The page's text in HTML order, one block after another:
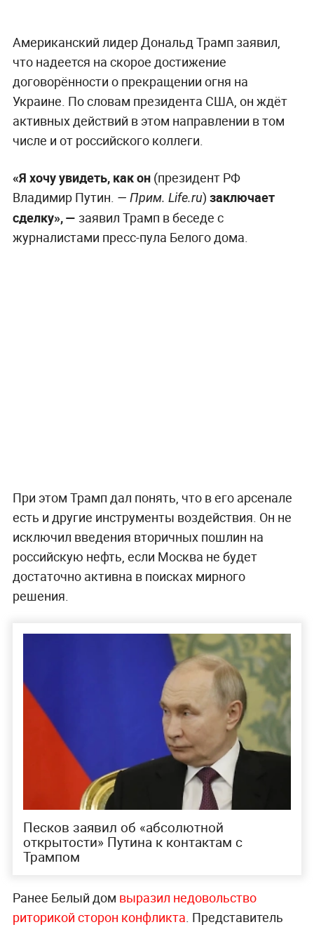
Американский лидер Дональд Трамп заявил,
что надеется на скорое достижение
договорённости о прекращении огня на
Украине. По словам президента США, он ждёт
активных действий в этом направлении в том
числе и от российского коллеги.
«Я хочу увидеть, как он (президент РФ
Владимир Путин. — Прим. Life.ru) заключает
сделку», — заявил Трамп в беседе с
журналистами пресс-пула Белого дома.
При этом Трамп дал понять, что в его арсенале
есть и другие инструменты воздействия. Он не
исключил введения вторичных пошлин на
российскую нефть, если Москва не будет
достаточно активна в поисках мирного
решения.
Песков заявил об «абсолютной
открытости» Путина к контактам с
Трампом
Ранее Белый дом выразил недовольство
риторикой сторон конфликта . Представитель